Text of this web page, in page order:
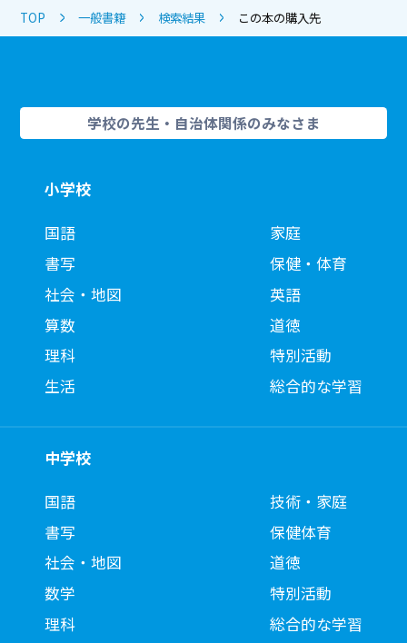
TOP 一般書籍 検索結果 この本の購入先
学校の先生・自治体関係のみなさま
小学校
国語
書写
社会・地図
算数
理科
生活
家庭
保健・体育
英語
道徳
特別活動
総合的な学習
中学校
国語
書写
社会・地図
数学
理科
技術・家庭
保健体育
道徳
特別活動
総合的な学習